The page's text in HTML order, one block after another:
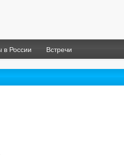
в России Встречи